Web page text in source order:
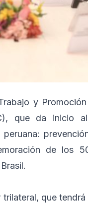
y
que da inicio
de los
que